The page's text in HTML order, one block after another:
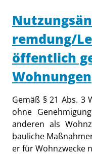
remdung/
öffentlich
Wohnungen
Gemäß § 21 Abs. 3
ohne
anderen als
bauliche
er für Wohnzwecke